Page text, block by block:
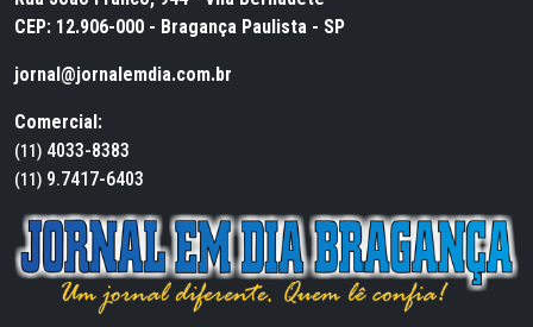
CEP: 12.906-000 - Bragança Paulista - SP
jornal@jornalemdia.com.br
Comercial:
(11) 4033-8383
(11) 9.7417-6403